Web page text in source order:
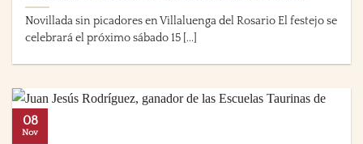
Novillada sin picadores en Villaluenga del Rosario El festejo se
celebrará el próximo sábado 15 [...]
08
Nov